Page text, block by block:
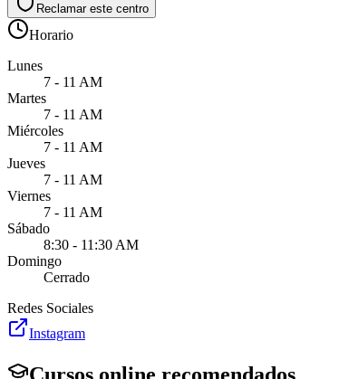
Reclamar este centro
Horario
Lunes
7 - 11 AM
Martes
7 - 11 AM
Miércoles
7 - 11 AM
Jueves
7 - 11 AM
Viernes
7 - 11 AM
Sábado
8:30 - 11:30 AM
Domingo
Cerrado
Redes Sociales
Instagram
Cursos online recomendados